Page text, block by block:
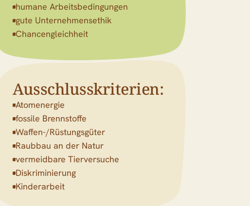
humane Arbeitsbedingungen
gute Unternehmensethik
Chancengleichheit
Ausschlusskriterien:
Atomenergie
fossile Brennstoffe
Waffen-/Rüstungsgüter
Raubbau an der Natur
vermeidbare Tierversuche
Diskriminierung
Kinderarbeit